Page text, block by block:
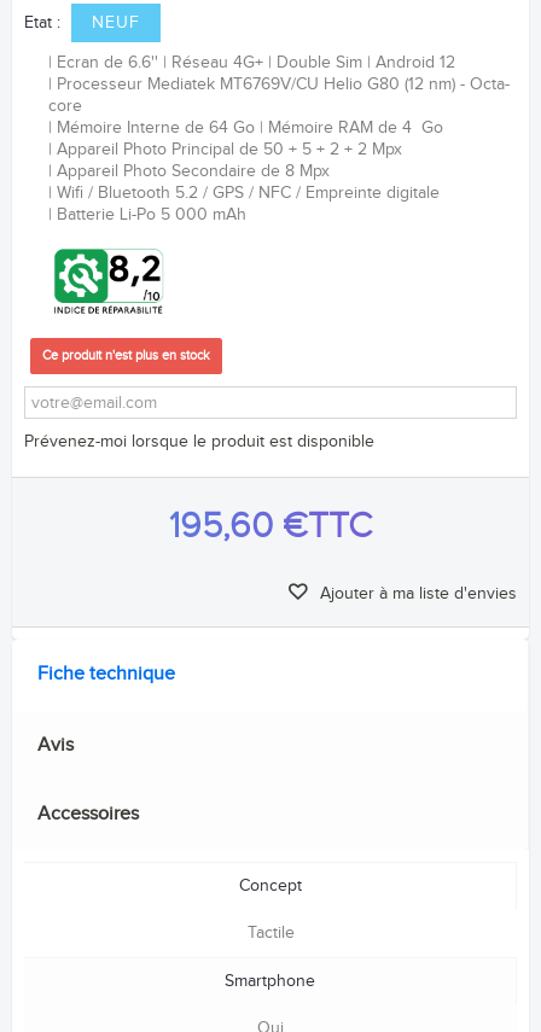
Etat :
NEUF
Ecran de 6.6'' Réseau 4G+ Double Sim
Android 12
Processeur Mediatek MT6769V/CU Helio G80 (12 nm) - Octa-
core
Mémoire Interne de 64 Go
Mémoire RAM de 4 Go
Appareil Photo Principal de 50 + 5 + 2 + 2 Mpx
Appareil Photo Secondaire de 8 Mpx
Wifi / Bluetooth 5.2 / GPS / NFC / Empreinte digitale
Batterie Li-Po 5 000 mAh
Ce produit n'est plus en stock
Prévenez-moi lorsque le produit est disponible
195,60 €TTC
Ajouter à ma liste d'envies
Fiche technique
Avis
Accessoires
Concept
Tactile
Smartphone